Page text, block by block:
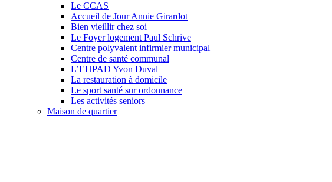
Le CCAS
Accueil de Jour Annie Girardot
Bien vieillir chez soi
Le Foyer logement Paul Schrive
Centre polyvalent infirmier municipal
Centre de santé communal
L’EHPAD Yvon Duval
La restauration à domicile
Le sport santé sur ordonnance
Les activités seniors
Maison de quartier